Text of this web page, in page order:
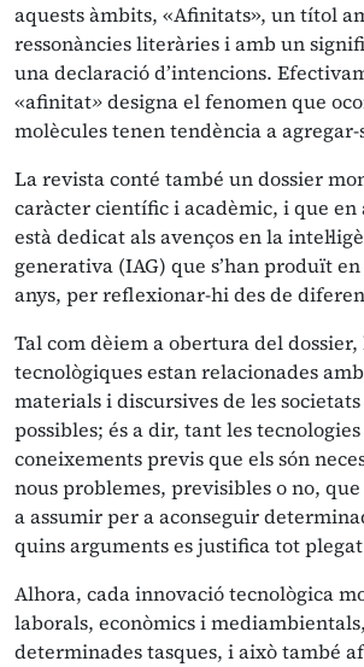
aquests àmbits, «Afinitats», un títol
ressonàncies literàries i amb un
una declaració d’intencions.
«afinitat»designa el fenomen que
molècules tenen tendència a agregar-
La revista conté també un dossier
caràcter científic i acadèmic, i que en
està dedicat als avenços en la
generativa (IAG) que s’han produït
anys, per reflexionar-hi des de
Tal com dèiem a obertura del
tecnològiques estan relacionades
materials i discursives de les
possibles; és a dir, tant les
coneixements previs que els són
nous problemes, previsibles o no,
a assumir per a aconseguir
quins arguments es justifica tot
Alhora, cada innovació tecnològica
laborals, econòmics i
determinades tasques, i això també